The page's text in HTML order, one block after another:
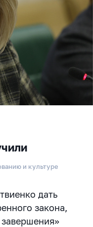
и культуре
дать
закона,